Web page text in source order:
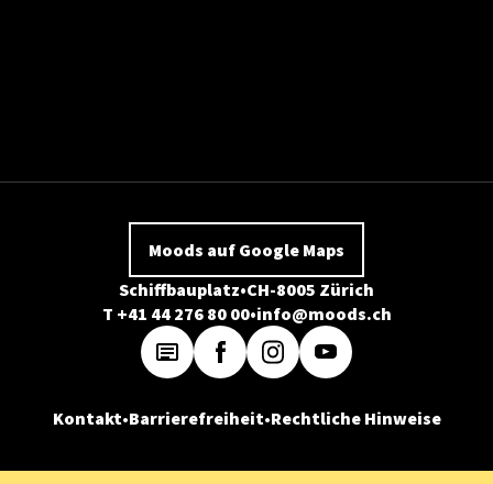
Moods auf Google Maps
Schiffbauplatz CH-8005 Zürich
T +41 44 276 80 00 info@moods.ch
Kontakt Barrierefreiheit Rechtliche Hinweise